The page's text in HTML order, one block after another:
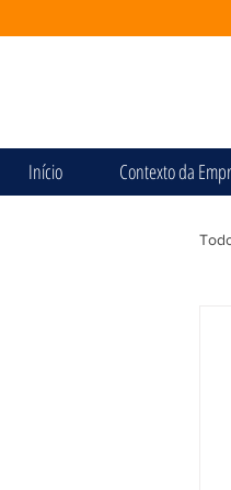
Início Contexto da